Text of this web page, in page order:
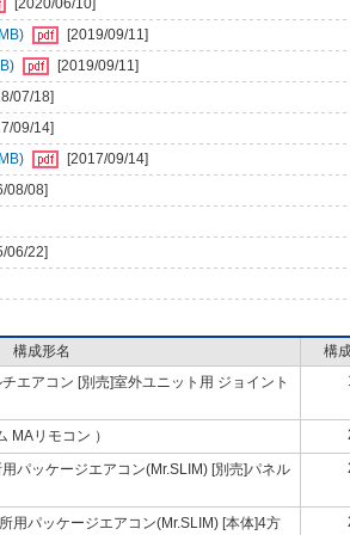
[2020/06/10]
[2019/09/11]
[2019/09/11]
07/18]
09/14]
[2017/09/14]
08/08]
06/22]
構成形名
構
チエアコン [別売]室外ユニット用 ジョイント
MAリモコン ）
用パッケージエアコン(Mr.SLIM) [別売]パネル
用パッケージエアコン(Mr.SLIM) [本体]4方